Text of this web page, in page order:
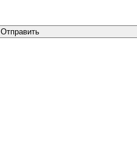
Отправить